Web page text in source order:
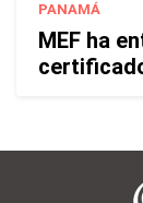
PANAMÁ
MEF ha